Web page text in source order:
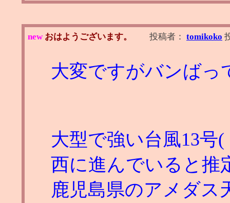
new おはようございます。 投稿者： tomikoko
大変ですがバンばっ
大型で強い台風13号
西に進んでいると推
鹿児島県のアメダス